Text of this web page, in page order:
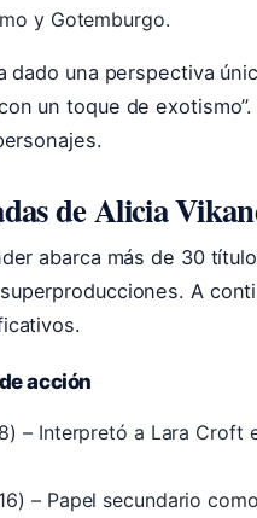
y Gotemburgo.
dado una perspectiva
un toque de
de Alicia
abarca más de 30
A
acción
– Interpretó a Lara Croft
– Papel secundario